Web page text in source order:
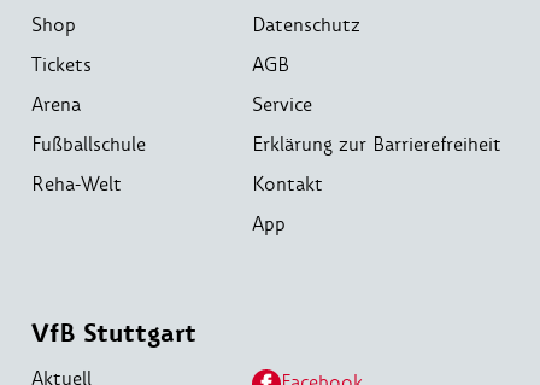
Shop
Tickets
Arena
Fußballschule
Reha-Welt
Datenschutz
AGB
Service
Erklärung zur Barrierefreiheit
Kontakt
App
VfB Stuttgart
Aktuell